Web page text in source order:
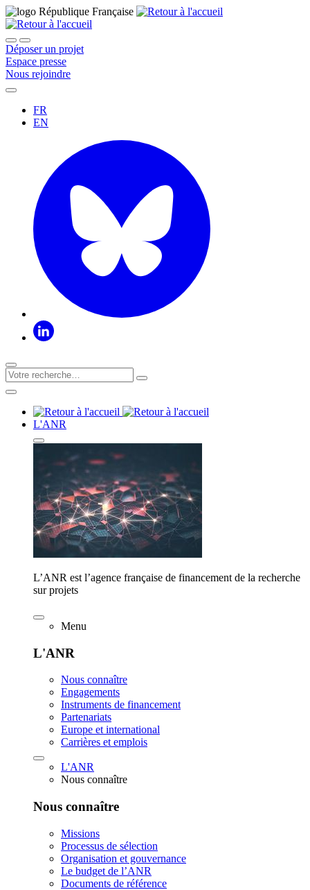
Déposer un projet
Espace presse
Nous rejoindre
FR
EN
L'ANR
L’ANR est l’agence française de financement de la recherche
sur projets
Menu
L'ANR
Nous connaître
Engagements
Instruments de financement
Partenariats
Europe et international
Carrières et emplois
L'ANR
Nous connaître
Nous connaître
Missions
Processus de sélection
Organisation et gouvernance
Le budget de l’ANR
Documents de référence